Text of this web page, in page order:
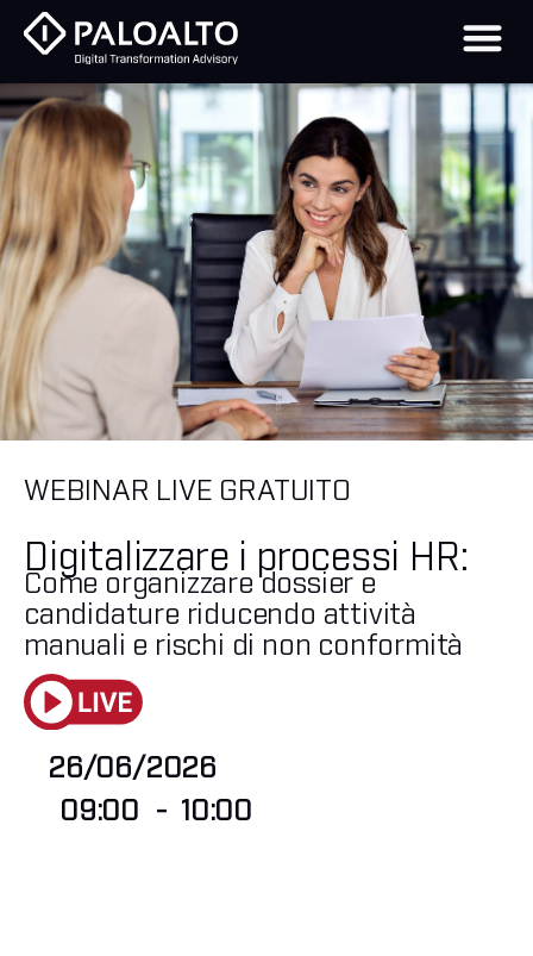
WEBINAR LIVE GRATUITO
Digitalizzare i processi HR:
Come organizzare dossier e
candidature riducendo attività
manuali e rischi di non conformità
26/06/2026
09:00
- 10:00